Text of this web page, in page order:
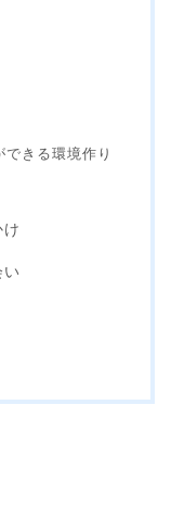
きる環境作り